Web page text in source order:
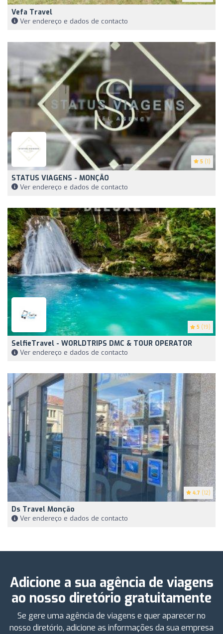
Vefa Travel
Ver endereço e dados de contacto
5 (1)
STATUS VIAGENS - MONÇÃO
Ver endereço e dados de contacto
5 (19)
SelfieTravel - WORLDTRIPS DMC & TOUR OPERATOR
Ver endereço e dados de contacto
4.7 (12)
Ds Travel Monção
Ver endereço e dados de contacto
Adicione a sua agência de viagens
ao nosso diretório gratuitamente
Se gere uma agência de viagens e quer aparecer no
nosso diretório, adicione as informações da sua empresa